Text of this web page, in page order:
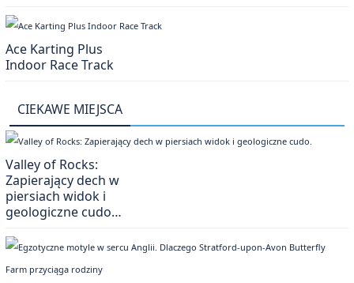
Ace Karting Plus
Indoor Race Track
CIEKAWE MIEJSCA
Valley of Rocks:
Zapierający dech w
piersiach widok i
geologiczne cudo…